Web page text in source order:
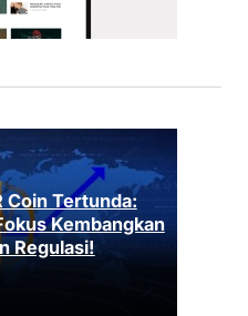
Coin Tertunda:
Kembangkan
Regulasi!